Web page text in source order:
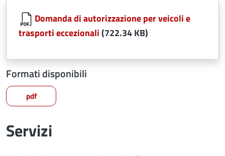
Domanda di autorizzazione per veicoli e
trasporti eccezionali(722.34 KB)
Formati disponibili
pdf
Servizi